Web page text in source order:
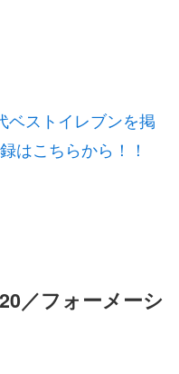
ベストイレブンを掲
はこちらから！！
／フォーメーシ